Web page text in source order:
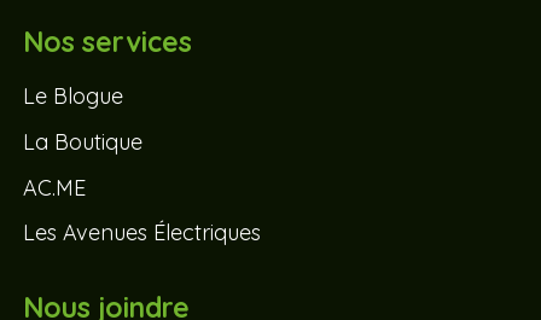
Nos services
Le Blogue
La Boutique
AC.ME
Les Avenues Électriques
Nous joindre